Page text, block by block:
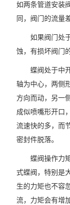
如两条管道安装
同，阀门的流量
如果阀门处于
蚀，有损坏阀门
蝶阀处于中开
轴为中心，两侧
方向而动，另一
成似喷嘴形开口
流速快的多，而
密封件脱落。
蝶阀操作力矩
式蝶阀，特别是
生的力矩也不容
流，力矩会有增